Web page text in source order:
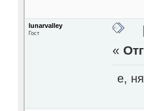
lunarvalley
Гост
«
е,